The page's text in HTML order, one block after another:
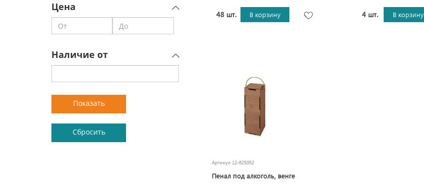
Цена
Наличие от
48 шт. В корзину 4 шт. В корзину
Артикул 12-625052
Пенал под алкоголь, венге